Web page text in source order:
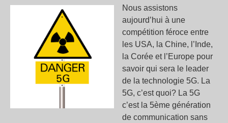
Nous assistons
aujourd’hui à une
compétition féroce entre
les USA, la Chine, l’Inde,
la Corée et l’Europe pour
savoir qui sera le leader
de la technologie 5G. La
5G, c’est quoi? La 5G
c’est la 5ème génération
de communication sans